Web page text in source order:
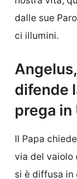
dalle sue
ci illumini.
difende
prega in
Il Papa
via del vaiolo
si è diffusa in